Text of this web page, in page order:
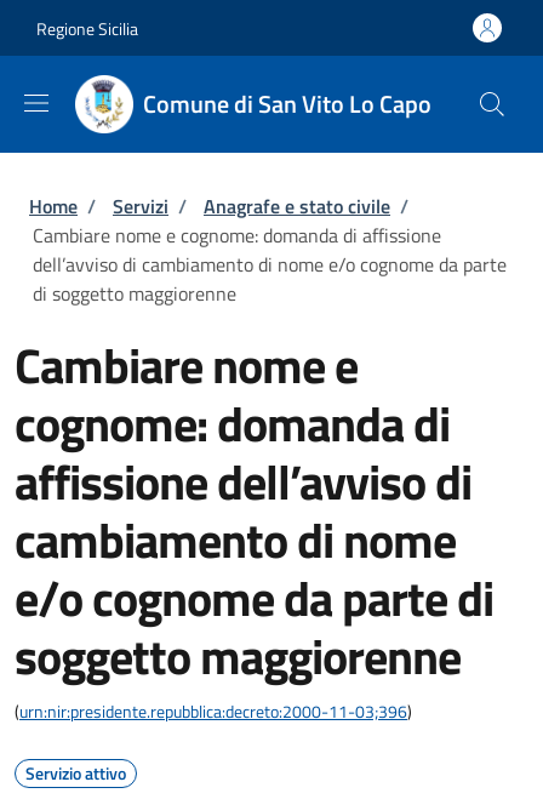
Regione Sicilia
Comune di San Vito Lo Capo
Briciole di pane
Home / Servizi / Anagrafe e stato civile /
Cambiare nome e cognome: domanda di affissione
dell’avviso di cambiamento di nome e/o cognome da parte
di soggetto maggiorenne
Cambiare nome e
cognome: domanda di
affissione dell’avviso di
cambiamento di nome
e/o cognome da parte di
soggetto maggiorenne
(urn:nir:presidente.repubblica:decreto:2000-11-03;396)
Servizio attivo